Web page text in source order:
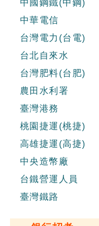
中國鋼鐵(中鋼)
中華電信
台灣電力(台電)
台北自來水
台灣肥料(台肥)
農田水利署
臺灣港務
桃園捷運(桃捷)
高雄捷運(高捷)
中央造幣廠
台鐵營運人員
臺灣鐵路